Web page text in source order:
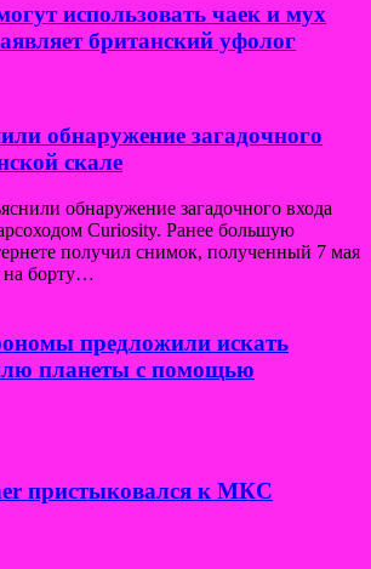
использовать чаек и мух
британский уфолог
обнаружение загадочного
скале
обнаружение загадочного входа
Curiosity. Ранее большую
получил снимок, полученный 7 мая
на борту…
предложили искать
планеты с помощью
пристыковался к МКС